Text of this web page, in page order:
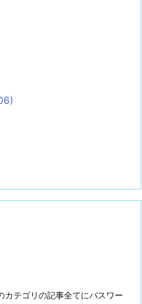
カテゴリの記事全てにパスワー